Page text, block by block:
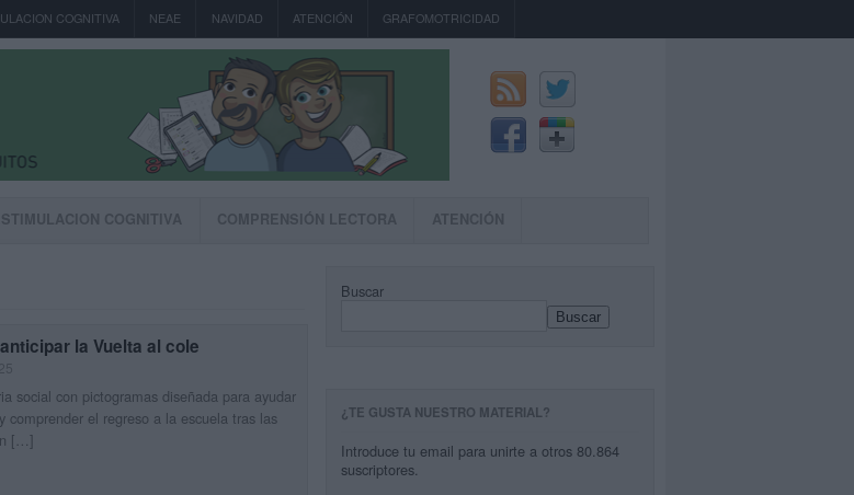
COGNITIVA NEAE NAVIDAD ATENCIÓN GRAFOMOTRICIDAD
COGNITIVA COMPRENSIÓN LECTORA ATENCIÓN
la Vuelta al cole
social con pictogramas diseñada para ayudar
comprender el regreso a la escuela tras las
[…]
Buscar
Buscar
¿TE GUSTA NUESTRO MATERIAL?
Introduce tu email para unirte a otros 80.864
suscriptores.